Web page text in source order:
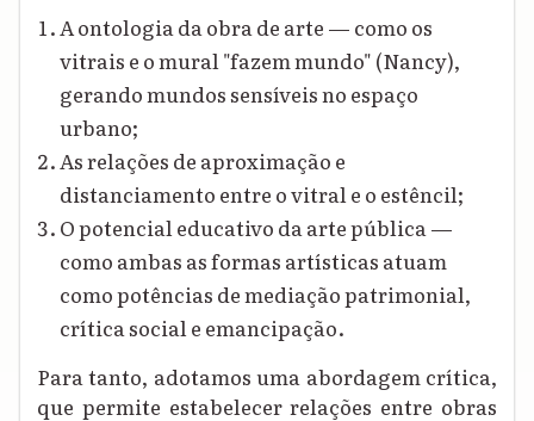
A ontologia da obra de arte — como os
vitrais e o mural "fazem mundo" (Nancy),
gerando mundos sensíveis no espaço
urbano;
As relações de aproximação e
distanciamento entre o vitral e o estêncil;
O potencial educativo da arte pública —
como ambas as formas artísticas atuam
como potências de mediação patrimonial,
crítica social e emancipação.
Para tanto, adotamos uma abordagem crítica,
que permite estabelecer relações entre obras